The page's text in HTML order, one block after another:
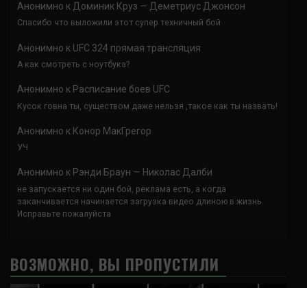
Анонимно к Доминик Круз — Деметриус Джонсон
Спасибо что выложили этот супер техничный бой
Анонимно к UFC 324 прямая трансляция
А как смотреть с ноутбука?
Анонимно к Расписание боев UFC
Кусок говна ты, существом даже нельзя ,такое как ты назвать!
Анонимно к Конор МакГрегор
УЧ
Анонимно к Рэнди Браун — Николас Далби
не запускается ни один бой, реклама есть, а когда
заканчивается начинается загрузка видео длиною в жизнь.
Исправьте пожалуйста
ВОЗМОЖНО, ВЫ ПРОПУСТИЛИ